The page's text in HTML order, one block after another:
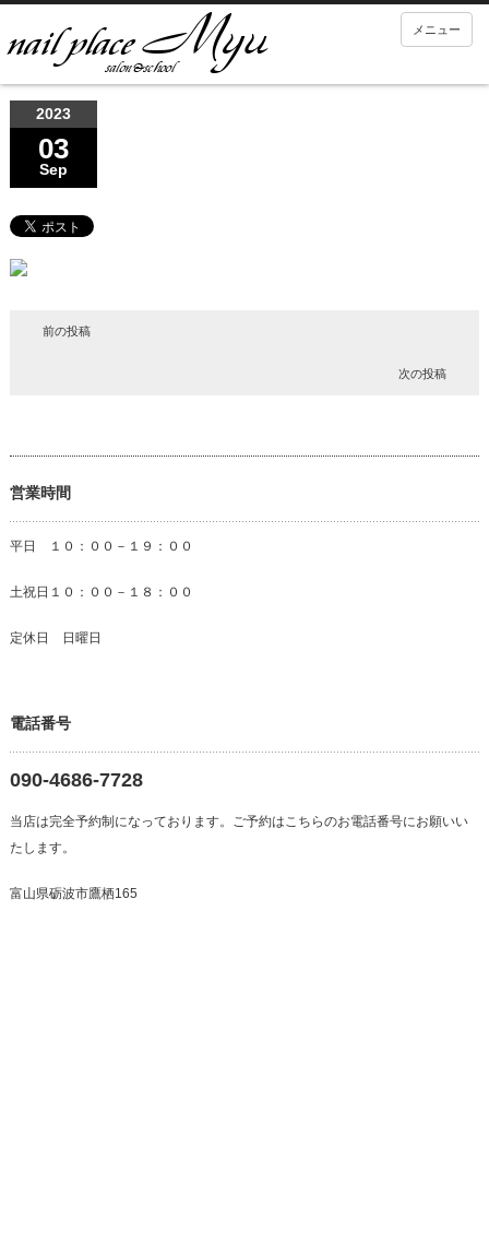
メニュー
2023
03
Sep
前の投稿
次の投稿
営業時間
平日 １０：００－１９：００
土祝日１０：００－１８：００
定休日 日曜日
電話番号
090-4686-7728
当店は完全予約制になっております。ご予約はこちらのお電話番号にお願いい
たします。
富山県砺波市鷹栖165